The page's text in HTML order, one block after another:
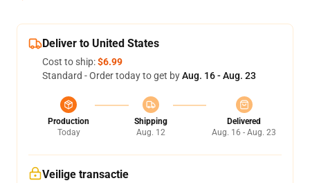
Deliver to United States
Cost to ship:$6.99
Standard - Order today to get byAug. 16 - Aug. 23
Production
Today
Shipping
Aug. 12
Delivered
Aug. 16 - Aug. 23
Veilige transactie